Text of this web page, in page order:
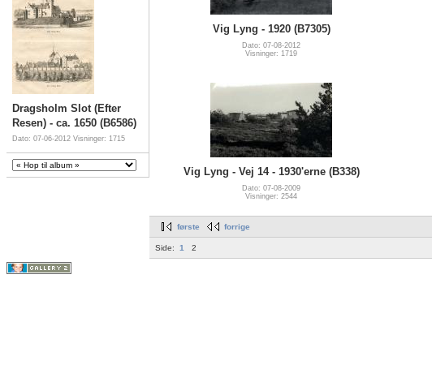
Dragsholm Slot (Efter
Resen) - ca. 1650 (B6586)
Dato: 07-06-2012 Visninger: 1715
Vig Lyng - 1920 (B7305)
Dato: 07-08-2012
Visninger: 1719
Vig Lyng - Vej 14 - 1930'erne (B338)
Dato: 07-08-2009
Visninger: 2544
første forrige
Side: 1 2